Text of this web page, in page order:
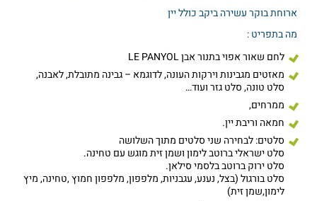
ארוחת בוקר עשירה ביקב כולל יין
מה בתפריט :
לחם שאור אפוי בתנור אבן LE PANYOL
מאזטים מגבינות וירקות העונה, לדוגמא – גבינה מתובלת, לאבנה,
סלט טונה, סלט גזר ועוד…
ממרחים,
חמאה וריבת יין.
סלטים: לבחירה שני סלטים מתוך השלושה
סלט ישראלי ברוטב לימון ושמן זית מוגש עם טחינה.
סלט ירוק ברוטב בלסמי סילאן.
סלט בורגול (בצל, נענע, עגבניות, מלפפון, מלפפון חמוץ ,טחינה, מיץ
לימון,שמן זית)